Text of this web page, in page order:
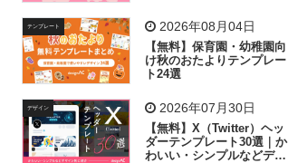
テンプレート 2026年08月04日
【無料】保育園・幼稚園向
け秋のおたよりテンプレー
ト24選
デザイン 2026年07月30日
【無料】X（Twitter）ヘッ
ダーテンプレート30選｜か
わいい・シンプルなどデザ